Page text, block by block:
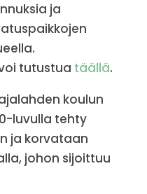
ja
tutustua täällä.
koulun
luvulla tehty
ja korvataan
johon sijoittuu